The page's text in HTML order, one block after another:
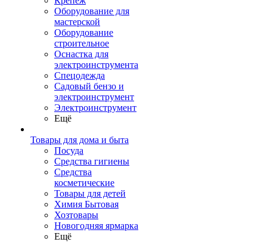
Оборудование для
мастерской
Оборудование
строительное
Оснастка для
электроинструмента
Спецодежда
Садовый бензо и
электроинструмент
Электроинструмент
Ещё
Товары для дома и быта
Посуда
Средства гигиены
Средства
косметические
Товары для детей
Химия Бытовая
Хозтовары
Новогодняя ярмарка
Ещё